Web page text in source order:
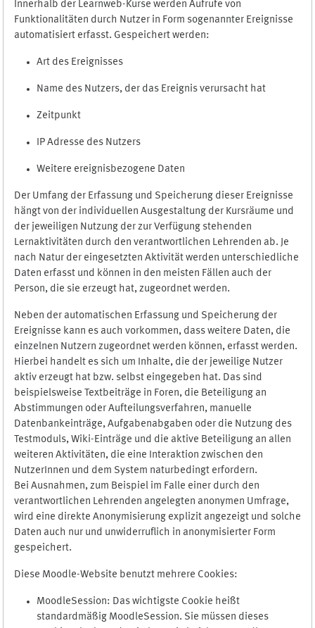
Innerhalb der Learnweb-Kurse werden Aufrufe von
Funktionalitäten durch Nutzer in Form sogenannter Ereignisse
automatisiert erfasst. Gespeichert werden:
Art des Ereignisses
Name des Nutzers, der das Ereignis verursacht hat
Zeitpunkt
IP Adresse des Nutzers
Weitere ereignisbezogene Daten
Der Umfang der Erfassung und Speicherung dieser Ereignisse
hängt von der individuellen Ausgestaltung der Kursräume und
der jeweiligen Nutzung der zur Verfügung stehenden
Lernaktivitäten durch den verantwortlichen Lehrenden ab. Je
nach Natur der eingesetzten Aktivität werden unterschiedliche
Daten erfasst und können in den meisten Fällen auch der
Person, die sie erzeugt hat, zugeordnet werden.
Neben der automatischen Erfassung und Speicherung der
Ereignisse kann es auch vorkommen, dass weitere Daten, die
einzelnen Nutzern zugeordnet werden können, erfasst werden.
Hierbei handelt es sich um Inhalte, die der jeweilige Nutzer
aktiv erzeugt hat bzw. selbst eingegeben hat. Das sind
beispielsweise Textbeiträge in Foren, die Beteiligung an
Abstimmungen oder Aufteilungsverfahren, manuelle
Datenbankeinträge, Aufgabenabgaben oder die Nutzung des
Testmoduls, Wiki-Einträge und die aktive Beteiligung an allen
weiteren Aktivitäten, die eine Interaktion zwischen den
NutzerInnen und dem System naturbedingt erfordern.
Bei Ausnahmen, zum Beispiel im Falle einer durch den
verantwortlichen Lehrenden angelegten anonymen Umfrage,
wird eine direkte Anonymisierung explizit angezeigt und solche
Daten auch nur und unwiderruflich in anonymisierter Form
gespeichert.
Diese Moodle-Website benutzt mehrere Cookies:
MoodleSession: Das wichtigste Cookie heißt
standardmäßig MoodleSession. Sie müssen dieses